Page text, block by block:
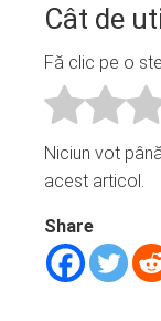
Cât de
Fă clic pe o
Niciun vot
acest articol.
Share